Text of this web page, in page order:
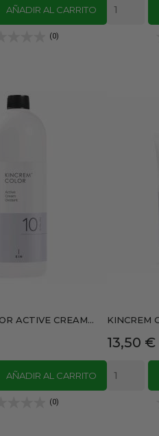
AÑADIR AL CARRITO
(0)
ACTIVE CREAM...
AÑADIR AL CARRITO
(0)
KINCREM
Precio
13,50 €